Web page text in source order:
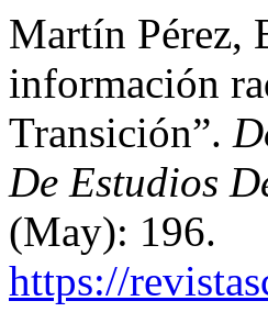
Martín Pérez,
información
Transición”.
De Estudios
(May): 196.
https://